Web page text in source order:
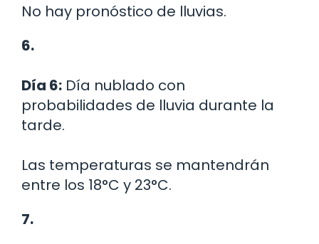
No hay pronóstico de lluvias.
6.
Día 6: Día nublado con
probabilidades de lluvia durante la
tarde.
Las temperaturas se mantendrán
entre los 18°C y 23°C.
7.